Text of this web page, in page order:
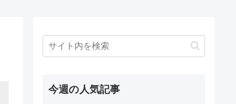
今週の人気記事